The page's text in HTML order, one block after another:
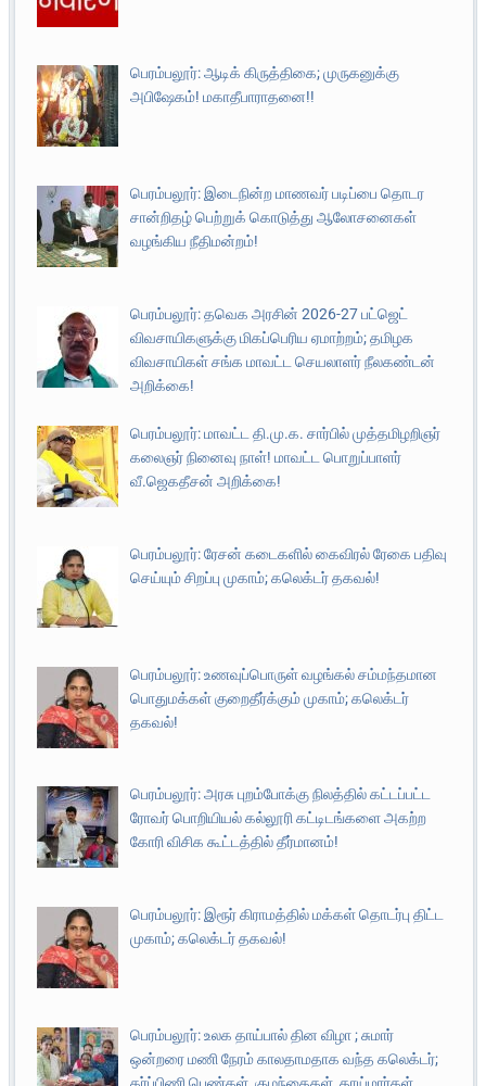
பெரம்பலூர்: ஆடிக் கிருத்திகை; முருகனுக்கு
அபிஷேகம்! மகாதீபாராதனை!!
பெரம்பலூர்: இடைநின்ற மாணவர் படிப்பை தொடர
சான்றிதழ் பெற்றுக் கொடுத்து ஆலோசனைகள்
வழங்கிய நீதிமன்றம்!
பெரம்பலூர்: தவெக அரசின் 2026-27 பட்ஜெட்
விவசாயிகளுக்கு மிகப்பெரிய ஏமாற்றம்; தமிழக
விவசாயிகள் சங்க மாவட்ட செயலாளர் நீலகண்டன்
அறிக்கை!
பெரம்பலூர்: மாவட்ட தி.மு.க. சார்பில் முத்தமிழறிஞர்
கலைஞர் நினைவு நாள்! மாவட்ட பொறுப்பாளர்
வீ.ஜெகதீசன் அறிக்கை!
பெரம்பலூர்: ரேசன் கடைகளில் கைவிரல் ரேகை பதிவு
செய்யும் சிறப்பு முகாம்; கலெக்டர் தகவல்!
பெரம்பலூர்: உணவுப்பொருள் வழங்கல் சம்மந்தமான
பொதுமக்கள் குறைதீர்க்கும் முகாம்; கலெக்டர்
தகவல்!
பெரம்பலூர்: அரசு புறம்போக்கு நிலத்தில் கட்டப்பட்ட
ரோவர் பொறியியல் கல்லூரி கட்டிடங்களை அகற்ற
கோரி விசிக கூட்டத்தில் தீர்மானம்!
பெரம்பலூர்: இரூர் கிராமத்தில் மக்கள் தொடர்பு திட்ட
முகாம்; கலெக்டர் தகவல்!
பெரம்பலூர்: உலக தாய்பால் தின விழா ; சுமார்
ஒன்றரை மணி நேரம் காலதாமதாக வந்த கலெக்டர்;
கர்ப்பிணி பெண்கள், குழந்தைகள், தாய்மார்கள்